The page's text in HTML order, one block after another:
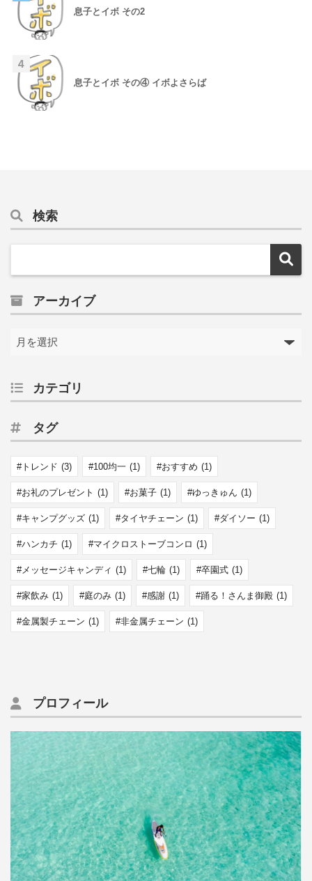
息子とイボ その2
4
息子とイボ その④ イボよさらば
検索
アーカイブ
カテゴリ
タグ
トレンド (3) 100均一 (1) おすすめ (1)
お礼のプレゼント (1) お菓子 (1) ゆっきゅん (1)
キャンプグッズ (1) タイヤチェーン (1) ダイソー (1)
ハンカチ (1) マイクロストーブコンロ (1)
メッセージキャンディ (1) 七輪 (1) 卒園式 (1)
家飲み (1) 庭のみ (1) 感謝 (1) 踊る！さんま御殿 (1)
金属製チェーン (1) 非金属チェーン (1)
プロフィール